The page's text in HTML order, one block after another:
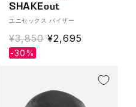
SHAKEout
ユニセックス バイザー
通
常
¥3,850 Translation
¥2,695
-30%